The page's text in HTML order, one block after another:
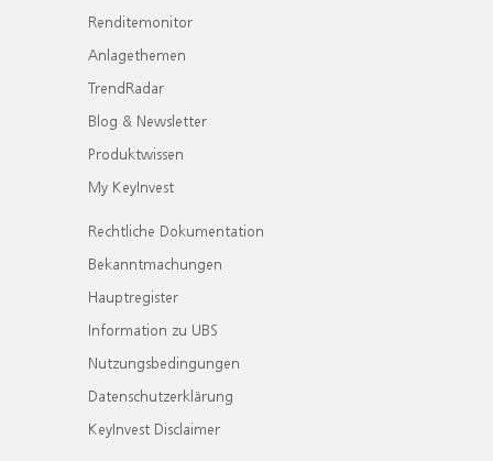
Renditemonitor
Anlagethemen
TrendRadar
Blog & Newsletter
Produktwissen
My KeyInvest
Rechtliche Dokumentation
Bekanntmachungen
Hauptregister
Information zu UBS
Nutzungsbedingungen
Datenschutzerklärung
KeyInvest Disclaimer